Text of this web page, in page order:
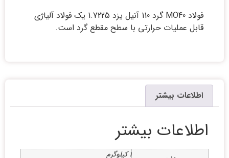
فولاد MO40 گرد 110 آنیل یزد 1.7225 یک فولاد آلیاژی
قابل عملیات حرارتی با سطح مقطع گرد است.
اطلاعات بیشتر
اطلاعات بیشتر
1 کیلوگرم